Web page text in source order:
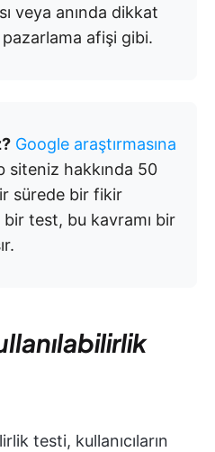
veya anında dikkat
afişi gibi.
Google araştırmasına
siteniz hakkında 50
sürede bir fikir
test, bu kavramı bir
testi, kullanıcıların